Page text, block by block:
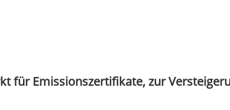
für Emissionszertifikate, zur